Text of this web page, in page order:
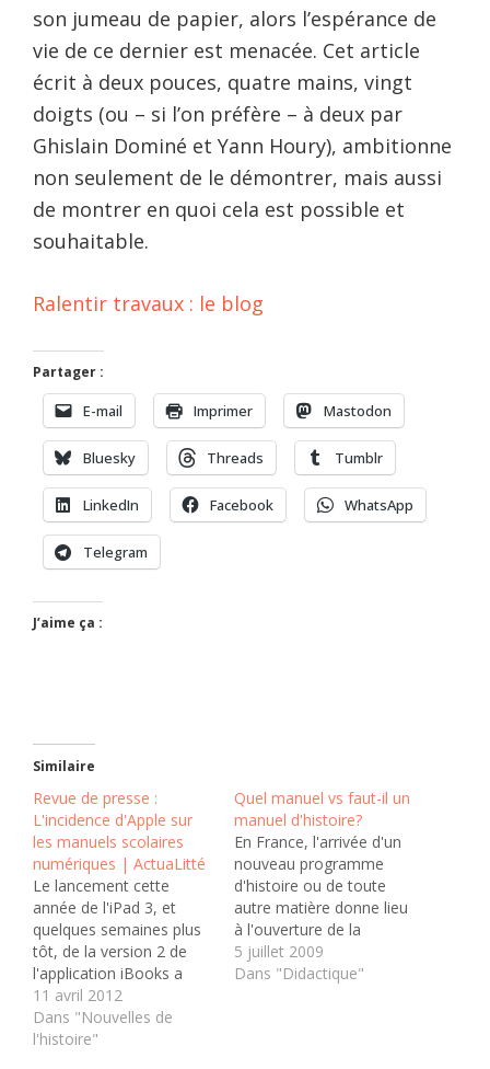
son jumeau de papier, alors l’espérance de
vie de ce dernier est menacée. Cet article
écrit à deux pouces, quatre mains, vingt
doigts (ou – si l’on préfère – à deux par
Ghislain Dominé et Yann Houry), ambitionne
non seulement de le démontrer, mais aussi
de montrer en quoi cela est possible et
souhaitable.
Ralentir travaux : le blog
Partager :
E-mail Imprimer Mastodon
Bluesky Threads Tumblr
LinkedIn Facebook WhatsApp
Telegram
J’aime ça :
Similaire
Revue de presse :
L'incidence d'Apple sur
les manuels scolaires
numériques | ActuaLitté
Le lancement cette
année de l'iPad 3, et
quelques semaines plus
tôt, de la version 2 de
l'application iBooks a
marqué la volonté
d'Apple de prendre part à
l'environnement scolaire.
11 avril 2012
Dans "Nouvelles de
l'histoire"
Quel manuel vs faut-il un
manuel d'histoire?
En France, l'arrivée d'un
nouveau programme
d'histoire ou de toute
autre matière donne lieu
à l'ouverture de la
chasse. Chaque éditeur
scolaire relifte plus ou
5 juillet 2009
Dans "Didactique"